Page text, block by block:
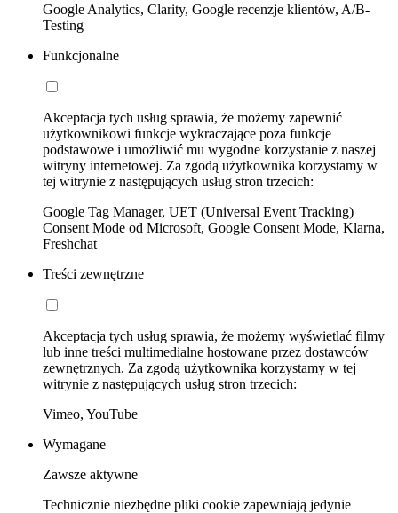
Google Analytics, Clarity, Google recenzje klientów, A/B-
Testing
Funkcjonalne
Akceptacja tych usług sprawia, że możemy zapewnić
użytkownikowi funkcje wykraczające poza funkcje
podstawowe i umożliwić mu wygodne korzystanie z naszej
witryny internetowej. Za zgodą użytkownika korzystamy w
tej witrynie z następujących usług stron trzecich:
Google Tag Manager, UET (Universal Event Tracking)
Consent Mode od Microsoft, Google Consent Mode, Klarna,
Freshchat
Treści zewnętrzne
Akceptacja tych usług sprawia, że możemy wyświetlać filmy
lub inne treści multimedialne hostowane przez dostawców
zewnętrznych. Za zgodą użytkownika korzystamy w tej
witrynie z następujących usług stron trzecich:
Vimeo, YouTube
Wymagane
Zawsze aktywne
Technicznie niezbędne pliki cookie zapewniają jedynie